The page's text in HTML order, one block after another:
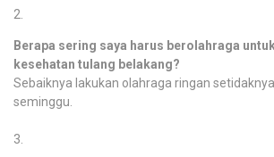
Berapa sering saya harus berolahraga
kesehatan tulang belakang?
Sebaiknya lakukan olahraga ringan
seminggu.